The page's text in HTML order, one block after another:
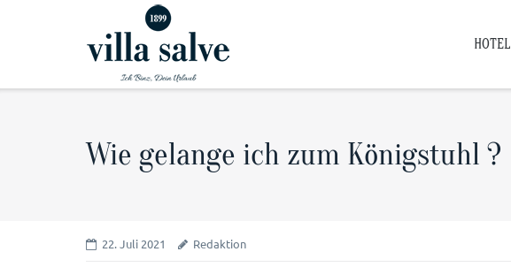
HOTEL
Wie gelange ich zum Königstuhl ?
22. Juli 2021 Redaktion